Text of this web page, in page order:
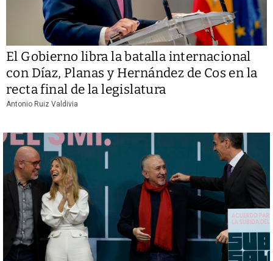
El Gobierno libra la batalla internacional
con Díaz, Planas y Hernández de Cos en la
recta final de la legislatura
Antonio Ruiz Valdivia